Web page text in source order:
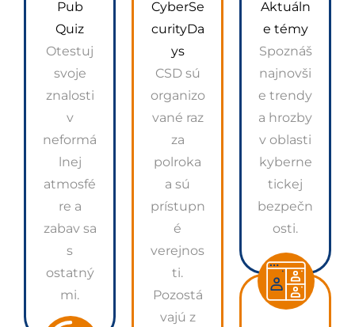
Pub
Quiz
Otestuj
svoje
znalosti
v
neformá
lnej
atmosfé
re a
zabav sa
s
ostatný
mi.
CyberSe
curityDa
ys
CSD sú
organizo
vané raz
za
polroka
a sú
prístupn
é
verejnos
ti.
Pozostá
vajú z
Aktuáln
e témy
Spoznáš
najnovši
e trendy
a hrozby
v oblasti
kyberne
tickej
bezpečn
osti.